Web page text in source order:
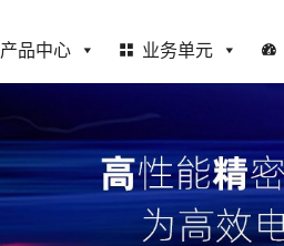
产品中心 业务单元